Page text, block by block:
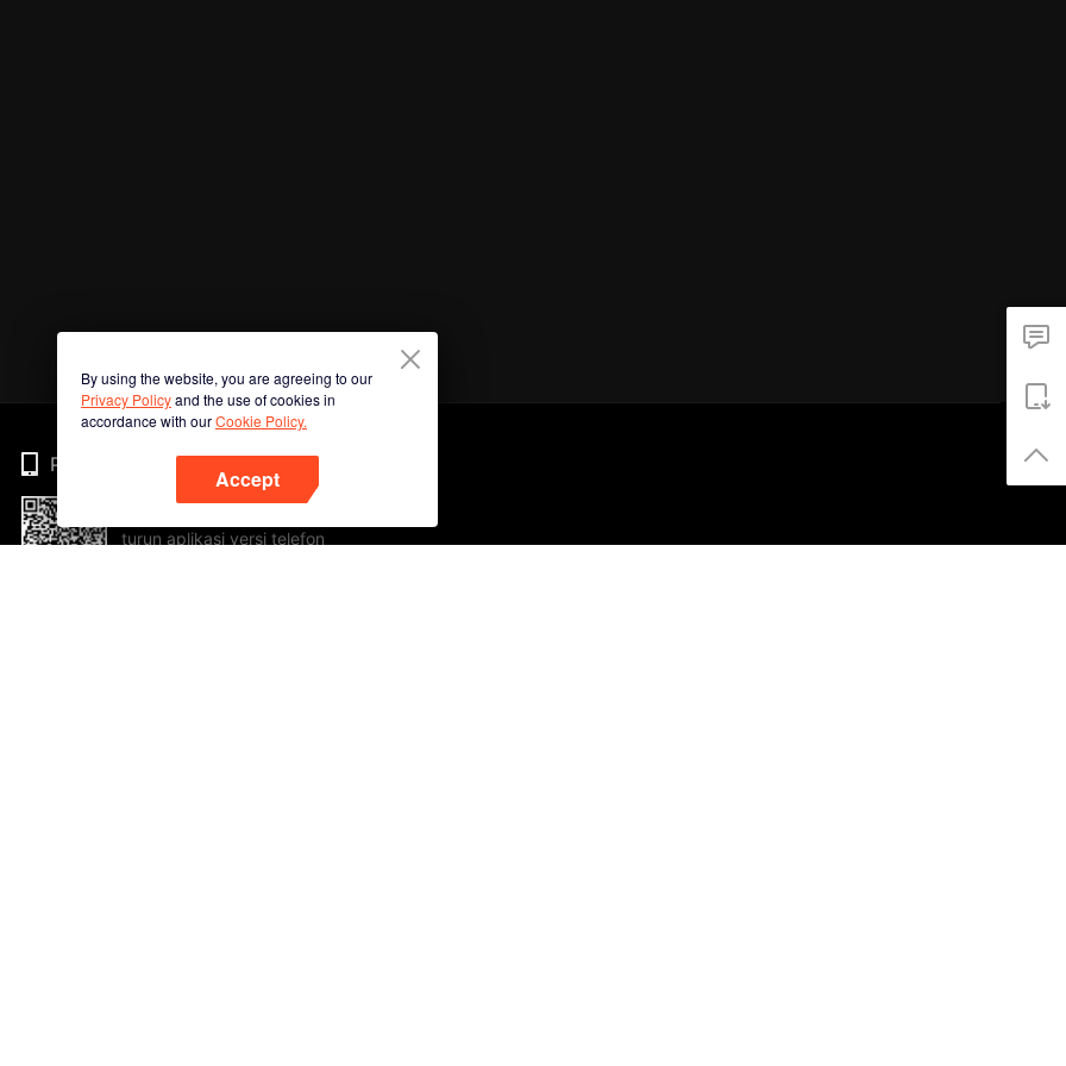
By using the website, you are agreeing to our
Privacy Policyand the use of cookies in
accordance with ourCookie Policy.
Accept
Phone
turun aplikasi versi telefon